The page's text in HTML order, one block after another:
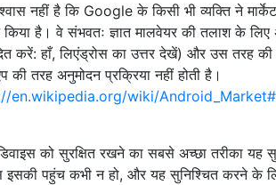
नहीं है कि Google के किसी भी व्यक्ति ने
है। वे संभवतः ज्ञात मालवेयर की तलाश के
करें: हाँ, लिएंड्रोस का उत्तर देखें) और उस तरह
की तरह अनुमोदन प्रक्रिया नहीं होती है।
en.wikipedia.org/wiki/
को सुरक्षित रखने का सबसे अच्छा तरीका यह
इसकी पहुंच कभी न हो, और यह सुनिश्चित करने के